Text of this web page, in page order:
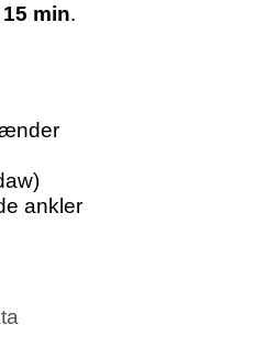
15 min.
ankler